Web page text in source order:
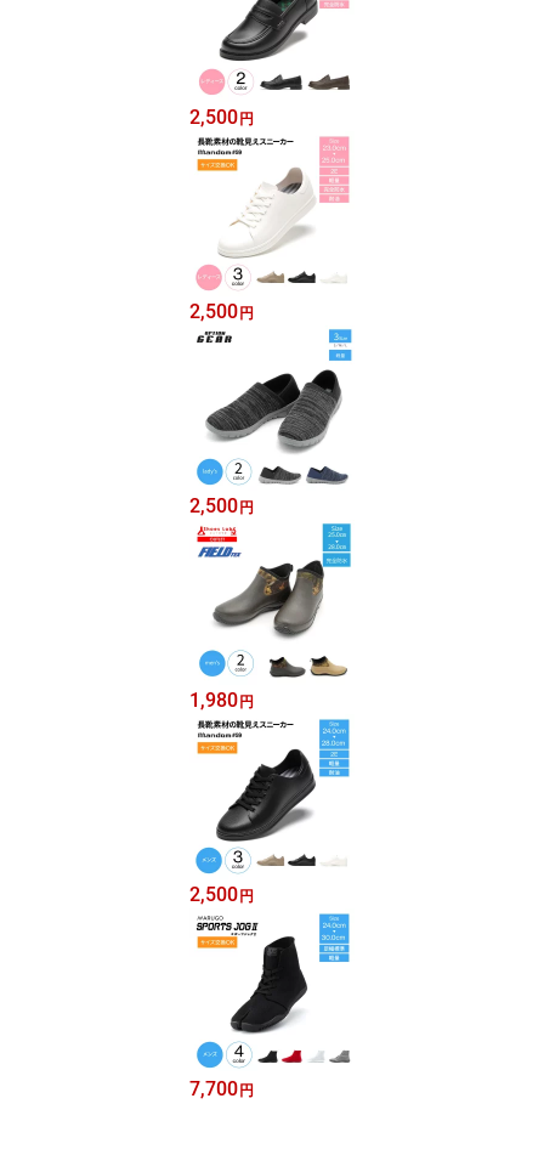
2,500 円
2,500 円
2,500 円
1,980 円
2,500 円
7,700 円